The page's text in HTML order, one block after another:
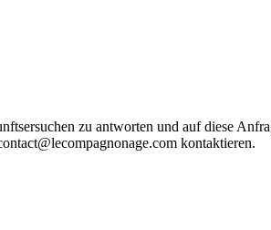
zu antworten und auf diese
kontaktieren.